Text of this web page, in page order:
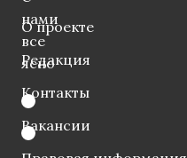
нами
все
ясно
О проекте
Редакция
Контакты
Вакансии